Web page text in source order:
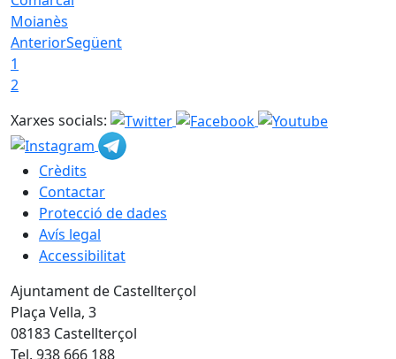
Moianès
AnteriorSegüent
1
2
Xarxes socials:
Crèdits
Contactar
Protecció de dades
Avís legal
Accessibilitat
Ajuntament de Castellterçol
Plaça Vella, 3
08183 Castellterçol
Tel. 938 666 188